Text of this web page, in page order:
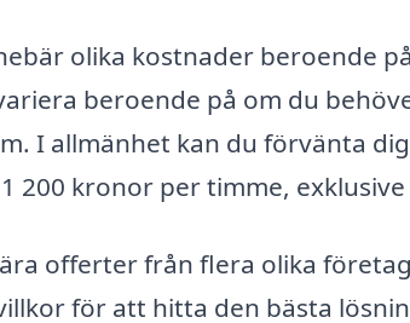
olika kostnader beroende
beroende på om du
I allmänhet kan du förvänta
200 kronor per timme,
offerter från flera olika
för att hitta den bästa